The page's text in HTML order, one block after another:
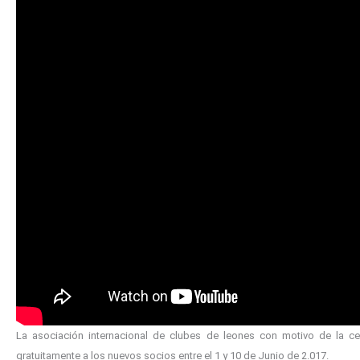
La asociación internacional de clubes de leones con motivo de la
gratuitamente a los nuevos socios entre el 1 y 10 de Junio de 2.017.